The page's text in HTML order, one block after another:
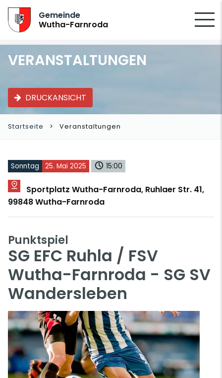
Gemeinde
Wutha-Farnroda
VERANSTALTUNGEN
DRUCKANSICHT
Startseite Veranstaltungen
Sonntag 25. Mai 2025 15:00
Sportplatz Wutha-Farnroda, Ruhlaer Str. 41,
99848 Wutha-Farnroda
Punktspiel
SG EFC Ruhla / FSV
Wutha-Farnroda - SG SV
Wandersleben